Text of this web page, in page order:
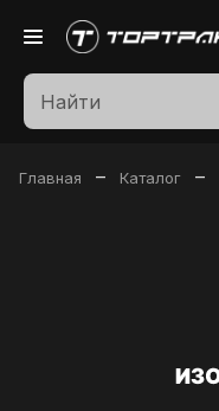
Главная – Каталог –